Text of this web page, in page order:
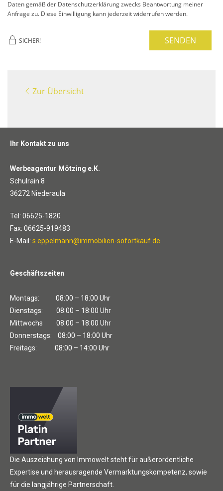
Daten gemäß der Datenschutzerklärung zwecks Beantwortung meiner
Anfrage zu. Diese Einwilligung kann jederzeit widerrufen werden.
SICHER! SENDEN
Zur Übersicht
Ihr Kontakt zu uns
Werbeagentur Mötzing e.K.
Schulrain 8
36272 Niederaula
Tel: 06625-1820
Fax: 06625-919483
E-Mail: s.eppelmann@immobilien-sofortkauf.de
Geschäftszeiten
Montags: 08:00 – 18:00 Uhr
Dienstags: 08:00 – 18:00 Uhr
Mittwochs 08:00 – 18:00 Uhr
Donnerstags: 08:00 – 18:00 Uhr
Freitags: 08:00 – 14:00 Uhr
Die Auszeichung von Immowelt steht für außerordentliche
Expertise und herausragende Vermarktungskompetenz, sowie
für die langjährige Partnerschaft.